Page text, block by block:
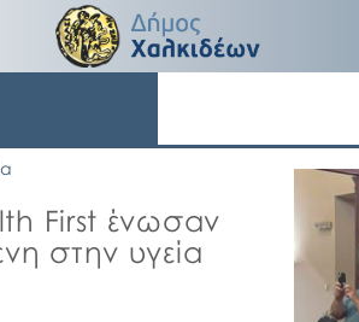
First ένωσαν
στην υγεία